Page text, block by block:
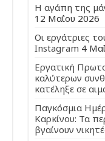
Η αγάπη της
12 Μαΐου 2026
Οι εργάτριες
Instagram 4
Εργατική
καλύτερων
κατέληξε σε
Παγκόσμια
Καρκίνου: Τα
βγαίνουν